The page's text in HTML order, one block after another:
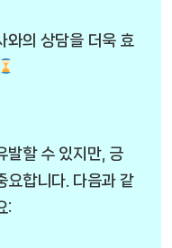
와의 상담을 더욱 효
발할 수 있지만, 긍
요합니다. 다음과 같
: